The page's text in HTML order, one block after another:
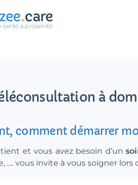
à
comment démarrer
et vous avez besoin d’un
…. vous invite à vous soigner lors